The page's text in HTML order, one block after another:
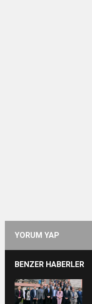
YORUM YAP
BENZER HABERLER